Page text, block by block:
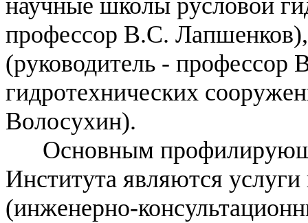
профессор В.С.
(руководитель -
гидротехнических
Волосухин).
Основным
Института являются
(инженерно-